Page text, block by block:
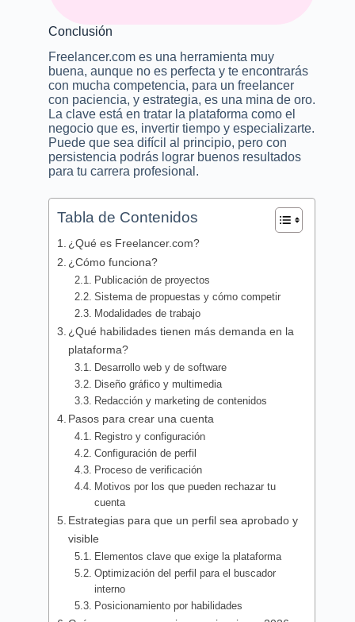
Conclusión
Freelancer.com es una herramienta muy
buena, aunque no es perfecta y te encontrarás
con mucha competencia, para un freelancer
con paciencia, y estrategia, es una mina de oro.
La clave está en tratar la plataforma como el
negocio que es, invertir tiempo y especializarte.
Puede que sea difícil al principio, pero con
persistencia podrás lograr buenos resultados
para tu carrera profesional.
Tabla de Contenidos
¿Qué es Freelancer.com?
¿Cómo funciona?
Publicación de proyectos
Sistema de propuestas y cómo competir
Modalidades de trabajo
¿Qué habilidades tienen más demanda en la
plataforma?
Desarrollo web y de software
Diseño gráfico y multimedia
Redacción y marketing de contenidos
Pasos para crear una cuenta
Registro y configuración
Configuración de perfil
Proceso de verificación
Motivos por los que pueden rechazar tu
cuenta
Estrategias para que un perfil sea aprobado y
visible
Elementos clave que exige la plataforma
Optimización del perfil para el buscador
interno
Posicionamiento por habilidades